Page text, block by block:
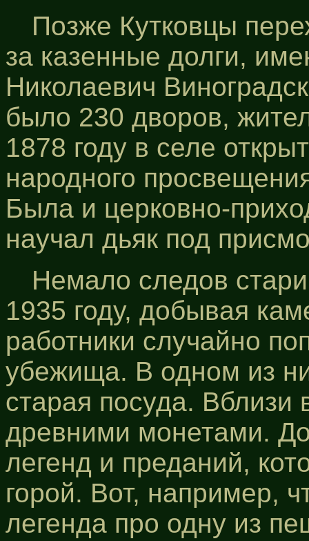
Позже Кутковцы
за казенные долги,
Николаевич
было 230 дворов,
1878 году в селе
народного
Была и церковно-
научал дьяк под
Немало следов
1935 году, добывая
работники случайно
убежища. В одном из
старая посуда. Вблизи
древними монетами.
легенд и преданий,
горой. Вот, например,
легенда про одну из